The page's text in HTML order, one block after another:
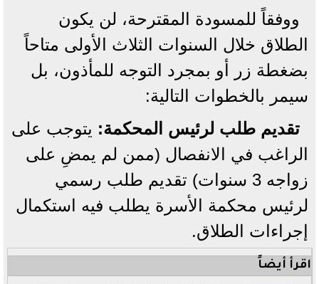
و​وفقاً للمسودة المقترحة، لن يكون
الطلاق خلال السنوات الثلاث الأولى متاحاً
بضغطة زر أو بمجرد التوجه للمأذون، بل
سيمر بالخطوات التالية:
تقديم طلب لرئيس المحكمة: يتوجب على
الراغب في الانفصال (ممن لم يمضِ على
زواجه 3 سنوات) تقديم طلب رسمي
لرئيس محكمة الأسرة يطلب فيه استكمال
إجراءات الطلاق.
اقرأ أيضاً